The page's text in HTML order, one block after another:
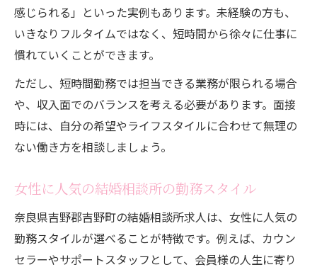
感じられる」といった実例もあります。未経験の方も、
いきなりフルタイムではなく、短時間から徐々に仕事に
慣れていくことができます。
ただし、短時間勤務では担当できる業務が限られる場合
や、収入面でのバランスを考える必要があります。面接
時には、自分の希望やライフスタイルに合わせて無理の
ない働き方を相談しましょう。
女性に人気の結婚相談所の勤務スタイル
奈良県吉野郡吉野町の結婚相談所求人は、女性に人気の
勤務スタイルが選べることが特徴です。例えば、カウン
セラーやサポートスタッフとして、会員様の人生に寄り